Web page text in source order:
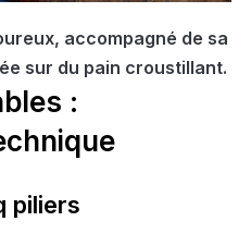
accompagné de sa
sur du pain croustillant.
:
piliers